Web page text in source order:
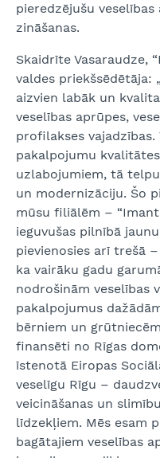
pieredzējušu
zināšanas.
Skaidrīte Vasaraudze,
valdes priekšsēdētāja:
aizvien labāk un
veselības aprūpes,
profilakses vajadzības.
pakalpojumu
uzlabojumiem, tā
un modernizāciju. Šo
mūsu filiālēm –
ieguvušas pilnībā
pievienosies arī trešā
ka vairāku gadu
nodrošinām veselības
pakalpojumus
bērniem un
finansēti no Rīgas
īstenotā Eiropas
veselīgu Rīgu –
veicināšanas un
līdzekļiem. Mēs esam
bagātajiem veselības